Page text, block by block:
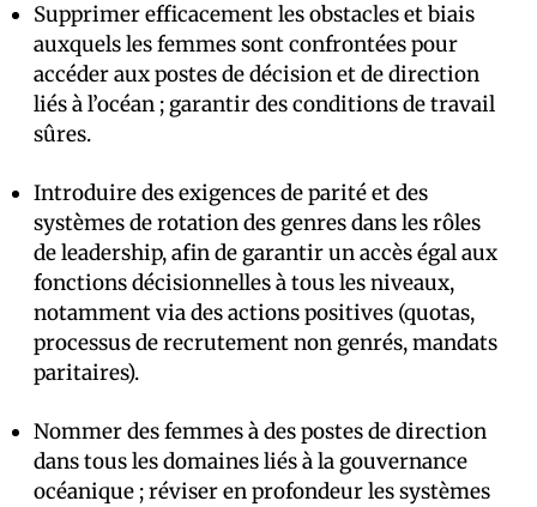
Supprimer efficacement les obstacles et biais
auxquels les femmes sont confrontées pour
accéder aux postes de décision et de direction
liés à l’océan ; garantir des conditions de travail
sûres.
Introduire des exigences de parité et des
systèmes de rotation des genres dans les rôles
de leadership, afin de garantir un accès égal aux
fonctions décisionnelles à tous les niveaux,
notamment via des actions positives (quotas,
processus de recrutement non genrés, mandats
paritaires).
Nommer des femmes à des postes de direction
dans tous les domaines liés à la gouvernance
océanique ; réviser en profondeur les systèmes